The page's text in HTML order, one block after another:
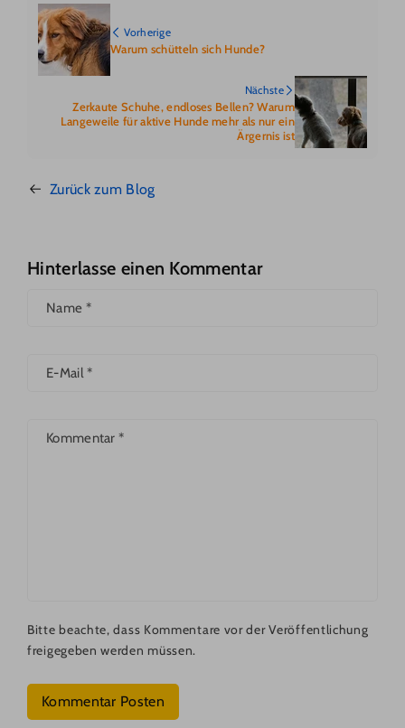
Vorherige
Warum schütteln sich Hunde?
Nächste
Zerkaute Schuhe, endloses Bellen? Warum
Langeweile für aktive Hunde mehr als nur ein
Ärgernis ist
Zurück zum Blog
Hinterlasse einen Kommentar
Name *
E-Mail*
Kommentar*
Bitte beachte, dass Kommentare vor der Veröffentlichung
freigegeben werden müssen.
Kommentar Posten
F